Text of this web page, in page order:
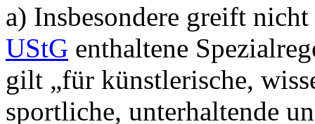
a) Insbesondere greift
UStG enthaltene
gilt „für künstlerische,
sportliche, unterhaltende